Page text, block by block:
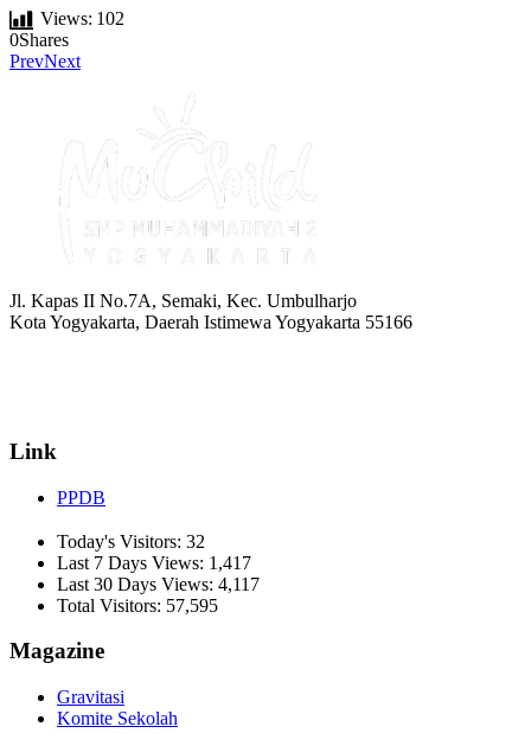
Views: 102
0Shares
PrevNext
Jl. Kapas II No.7A, Semaki, Kec. Umbulharjo
Kota Yogyakarta, Daerah Istimewa Yogyakarta 55166
Link
PPDB
Today's Visitors: 32
Last 7 Days Views: 1,417
Last 30 Days Views: 4,117
Total Visitors: 57,595
Magazine
Gravitasi
Komite Sekolah